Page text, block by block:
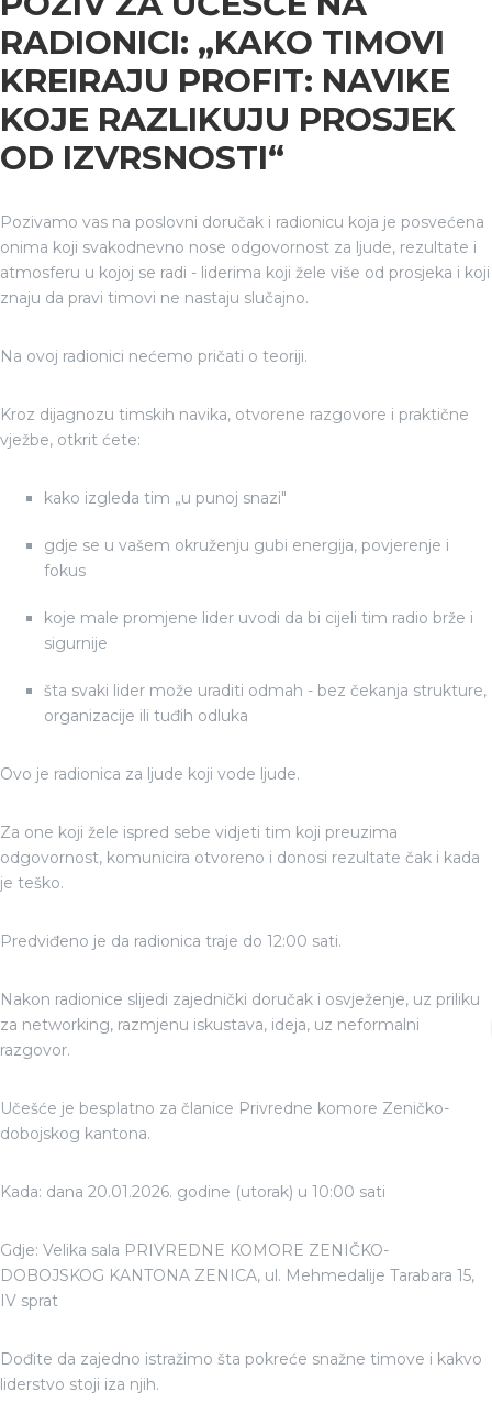
RADIONICI: „KAKO TIMOVI
KREIRAJU PROFIT: NAVIKE
KOJE RAZLIKUJU PROSJEK
OD IZVRSNOSTI“
Pozivamo vas na poslovni doručak i radionicu koja je posvećena
onima koji svakodnevno nose odgovornost za ljude, rezultate i
atmosferu u kojoj se radi - liderima koji žele više od prosjeka i koji
znaju da pravi timovi ne nastaju slučajno.
Na ovoj radionici nećemo pričati o teoriji.
Kroz dijagnozu timskih navika, otvorene razgovore i praktične
vježbe, otkrit ćete:
kako izgleda tim „u punoj snazi"
gdje se u vašem okruženju gubi energija, povjerenje i
fokus
koje male promjene lider uvodi da bi cijeli tim radio brže i
sigurnije
šta svaki lider može uraditi odmah - bez čekanja strukture,
organizacije ili tuđih odluka
Ovo je radionica za ljude koji vode ljude.
Za one koji žele ispred sebe vidjeti tim koji preuzima
odgovornost, komunicira otvoreno i donosi rezultate čak i kada
je teško.
Predviđeno je da radionica traje do 12:00 sati.
Nakon radionice slijedi zajednički doručak i osvježenje, uz priliku
za networking, razmjenu iskustava, ideja, uz neformalni
razgovor.
Učešće je besplatno za članice Privredne komore Zeničko-
dobojskog kantona.
Kada: dana 20.01.2026. godine (utorak) u 10:00 sati
Gdje: Velika sala PRIVREDNE KOMORE ZENIČKO-
DOBOJSKOG KANTONA ZENICA, ul. Mehmedalije Tarabara 15,
IV sprat
Dođite da zajedno istražimo šta pokreće snažne timove i kakvo
liderstvo stoji iza njih.